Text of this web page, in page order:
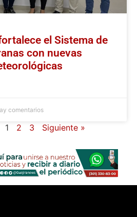
el Sistema de
con nuevas
comentarios
1 2 3 Siguiente »